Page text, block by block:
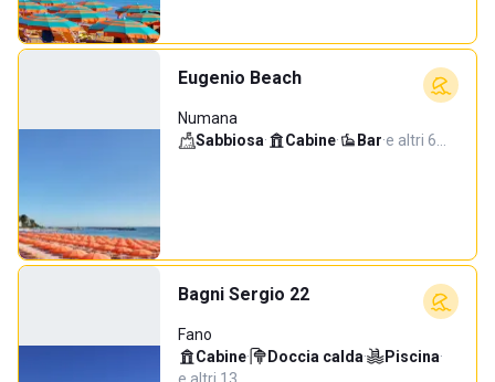
Eugenio Beach
Numana
Sabbiosa· Cabine· Bar·e altri 6…
Bagni Sergio 22
Fano
Cabine· Doccia calda· Piscina·